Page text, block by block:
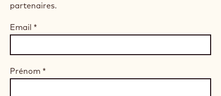
partenaires.
Email *
Prénom *